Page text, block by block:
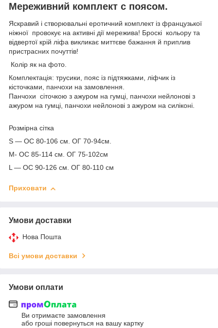
Мереживний комплект с поясом.
Яскравий і створювальні еротичний комплект із французької
ніжної провокує на активні дії мережива! Броскі кольору та
відвертої крій ліфа викликає миттєве бажання й приплив
пристрасних почуттів!
Колір як на фото.
Комплектація: трусики, пояс із підтяжками, ліфчик із
кісточками, панчохи на замовлення.
Панчохи сіточкою з ажуром на гумці, панчохи нейлонові з
ажуром на гумці, панчохи нейлонові з ажуром на силіконі.
Розмірна сітка
S — ОС 80-106 см. ОГ 70-94см.
M- ОС 85-114 см. ОГ 75-102см
L — ОС 90-126 см. ОГ 80-110 см
Приховати
Умови доставки
Нова Пошта
Всі умови доставки
Умови оплати
Ви отримаєте замовлення
або гроші повернуться на вашу картку